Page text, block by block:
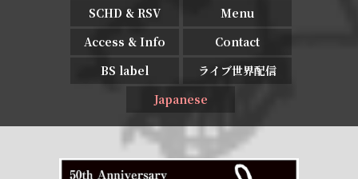
SCHD & RSV
Menu
Access & Info
Contact
BS label
ライブ世界配信
Japanese